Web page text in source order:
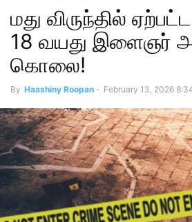
மது விருந்தில்
18 வயது இளைஞர்
கொலை!
By Haashiny Roopan - February 13, 2026